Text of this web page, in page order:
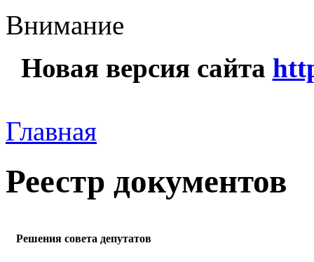
Внимание
Новая версия сайта
Главная
Реестр документов
Решения совета депутатов